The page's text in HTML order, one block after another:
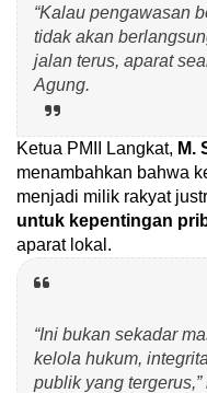
“Kalau pengawasan
tidak akan
jalan terus, aparat
Agung.
Ketua PMII Langkat, M.
menambahkan bahwa
menjadi milik rakyat
untuk kepentingan
aparat lokal.
“Ini bukan sekadar
kelola hukum,
publik yang tergerus,”